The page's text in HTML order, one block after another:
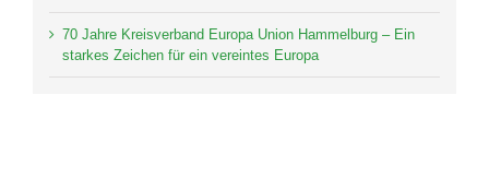
70 Jahre Kreisverband Europa Union Hammelburg – Ein
starkes Zeichen für ein vereintes Europa